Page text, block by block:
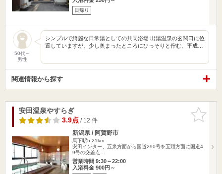
日帰り
50代～
男性
シンプルで綺麗な日常湯としての共同浴場 出湯温泉の玄関口に位
置していますが、少し奥まったところにひっそりと佇む、平成…
関連情報から探す
お気に入
りに追加
安田温泉やすらぎ
3.9点/ 12 件
新潟県 / 阿賀野市
馬下駅5.21km
安田インター、五泉方面から国道290号を五頭方面に国道4
9号の交差点…
営業時間 9:30～22:00
入浴料金 900円～